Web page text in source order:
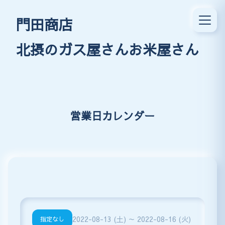
門田商店
北摂のガス屋さんお米屋さん
営業日カレンダー
指定なし 2022-08-13 (土) ～ 2022-08-16 (火)